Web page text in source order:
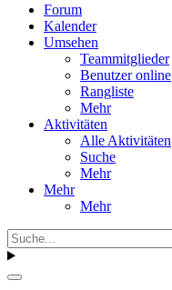
Forum
Kalender
Umsehen
Teammitglieder
Benutzer online
Rangliste
Mehr
Aktivitäten
Alle Aktivitäten
Suche
Mehr
Mehr
Mehr